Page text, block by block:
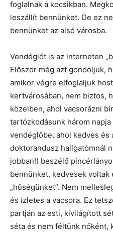
foglalnak a kocsikban.
leszállít bennünket. De ez
bennünket az alsó városba.
Vendéglőt is az interneten
Először még azt gondoljuk,
amikor végre elfoglaljuk
kertvárosában, nem biztos,
közelben, ahol vacsorázni
tartózkodásunk három napja
vendéglőbe, ahol kedves és
doktorandusz hallgatómnál
jobban!) beszélő
bennünket, kedvesek
„hűségünket”. Nem
és ízletes a vacsora. Ez
partján az esti, kivilágított
séta és nem féltünk nőként,